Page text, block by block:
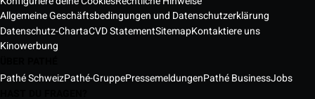
Allgemeine Geschäftsbedingungen und Datenschutzerklärung
Datenschutz-ChartaCVD StatementSitemapKontaktiere uns
Kinowerbung
Pathé SchweizPathé-GruppePressemeldungenPathé BusinessJobs